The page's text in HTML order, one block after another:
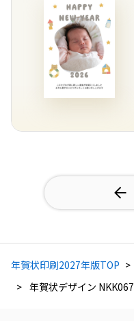
年賀状印刷2027年版TOP
年賀状デザイン NKK067